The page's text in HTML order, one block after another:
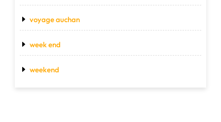
voyage auchan
week end
weekend